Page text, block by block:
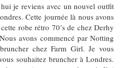
je reviens avec un nouvel outfit
Cette journée là nous avons
robe rétro 70’s de chez Derhy
avons commencé par Notting
chez Farm Girl. Je vous
souhaitez bruncher à Londres.